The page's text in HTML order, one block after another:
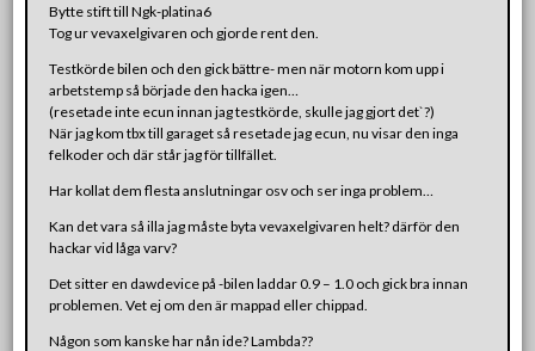
Bytte stift till Ngk-platina6
Tog ur vevaxelgivaren och gjorde rent den.
Testkörde bilen och den gick bättre- men när motorn kom upp i
arbetstemp så började den hacka igen…
(resetade inte ecun innan jag testkörde, skulle jag gjort det`?)
När jag kom tbx till garaget så resetade jag ecun, nu visar den inga
felkoder och där står jag för tillfället.
Har kollat dem flesta anslutningar osv och ser inga problem…
Kan det vara så illa jag måste byta vevaxelgivaren helt? därför den
hackar vid låga varv?
Det sitter en dawdevice på -bilen laddar 0.9 – 1.0 och gick bra innan
problemen. Vet ej om den är mappad eller chippad.
Någon som kanske har nån ide? Lambda??